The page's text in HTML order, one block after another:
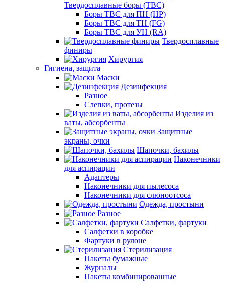
Твердосплавные боры (ТВС)
Боры ТВС для ПН (HP)
Боры ТВС для ТН (FG)
Боры ТВС для УН (RA)
Твердосплавные
финиры
Хирургия
Гигиена, защита
Маски
Дезинфекция
Разное
Слепки, протезы
Изделия из
ваты, абсорбенты
Защитные
экраны, очки
Шапочки, бахилы
Наконечники
для аспирации
Адаптеры
Наконечники для пылесоса
Наконечники для слюноотсоса
Одежда, простыни
Разное
Салфетки, фартуки
Салфетки в коробке
Фартуки в рулоне
Стерилизация
Пакеты бумажные
Журналы
Пакеты комбинированные